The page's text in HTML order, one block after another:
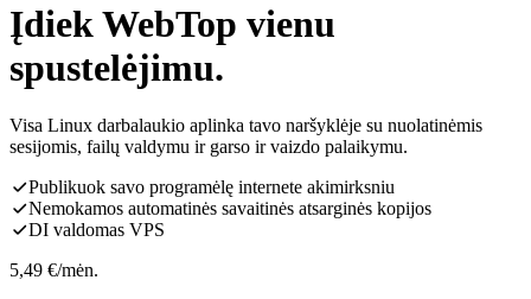
Įdiek WebTop vienu
spustelėjimu.
Visa Linux darbalaukio aplinka tavo naršyklėje su nuolatinėmis
sesijomis, failų valdymu ir garso ir vaizdo palaikymu.
Publikuok savo programėlę internete akimirksniu
Nemokamos automatinės savaitinės atsarginės kopijos
DI valdomas VPS
5,49 €/mėn.